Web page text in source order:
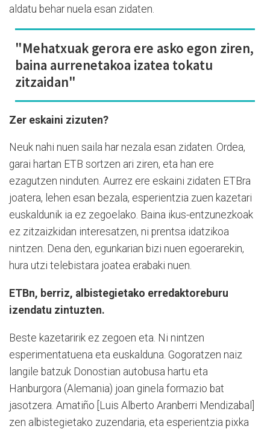
aldatu behar nuela esan zidaten.
"Mehatxuak gerora ere asko egon ziren,
baina aurrenetakoa izatea tokatu
zitzaidan"
Zer eskaini zizuten?
Neuk nahi nuen saila har nezala esan zidaten. Ordea,
garai hartan ETB sortzen ari ziren, eta han ere
ezagutzen ninduten. Aurrez ere eskaini zidaten ETBra
joatera, lehen esan bezala, esperientzia zuen kazetari
euskaldunik ia ez zegoelako. Baina ikus-entzunezkoak
ez zitzaizkidan interesatzen, ni prentsa idatzikoa
nintzen. Dena den, egunkarian bizi nuen egoerarekin,
hura utzi telebistara joatea erabaki nuen.
ETBn, berriz, albistegietako erredaktoreburu
izendatu zintuzten.
Beste kazetaririk ez zegoen eta. Ni nintzen
esperimentatuena eta euskalduna. Gogoratzen naiz
langile batzuk Donostian autobusa hartu eta
Hanburgora (Alemania) joan ginela formazio bat
jasotzera. Amatiño [Luis Alberto Aranberri Mendizabal]
zen albistegietako zuzendaria, eta esperientzia pixka